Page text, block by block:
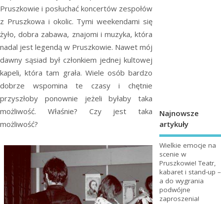
Pruszkowie i posłuchać koncertów zespołów
z Pruszkowa i okolic. Tymi weekendami się
żyło, dobra zabawa, znajomi i muzyka, która
nadal jest legendą w Pruszkowie. Nawet mój
dawny sąsiad był członkiem jednej kultowej
kapeli, która tam grała. Wiele osób bardzo
dobrze wspomina te czasy i chętnie
przyszłoby ponownie jeżeli byłaby taka
możliwość. Właśnie? Czy jest taka
możliwość?
Najnowsze
artykuły
Wielkie emocje na
scenie w
Pruszkowie! Teatr,
kabaret i stand-up –
a do wygrania
podwójne
zaproszenia!